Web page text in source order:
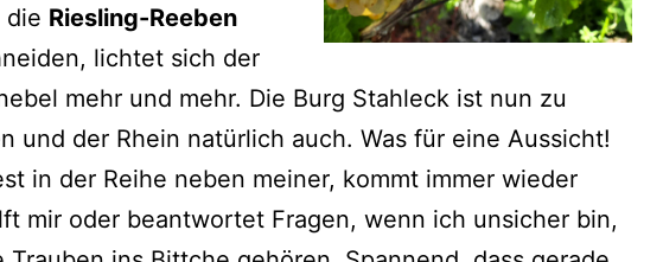
die Riesling-Reeben
lichtet sich der
mehr und mehr. Die Burg Stahleck ist nun zu
und der Rhein natürlich auch. Was für eine Aussicht!
in der Reihe neben meiner, kommt immer wieder
mir oder beantwortet Fragen, wenn ich unsicher bin,